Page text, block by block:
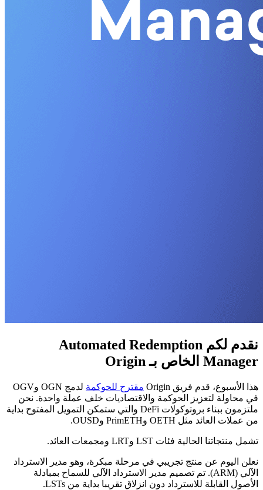
نقدم لكم Automated Redemption
Manager الخاص بـ Origin
هذا الأسبوع، قدم فريق Origin مقترح للحوكمة
لدمج OGN وOGV
في محاولة لتعزيز الحوكمة والاقتصاديات خلف عملة واحدة. نحن
ملتزمون ببناء بروتوكولات DeFi والتي ستمكن التمويل المفتوح بداية
من عملات العائد مثل OETH وPrimETH وOUSD.
تشمل منتجاتنا الحالية فئات LST وLRT ومجمعات العائد.
نعلن اليوم عن منتج تجريبي في مرحلة مبكرة، وهو مدير الاسترداد
الآلي (ARM). تم تصميم مدير الاسترداد الآلي للسماح بمبادلة
الأصول القابلة للاسترداد دون انزلاق تقريبا بداية من LSTs.